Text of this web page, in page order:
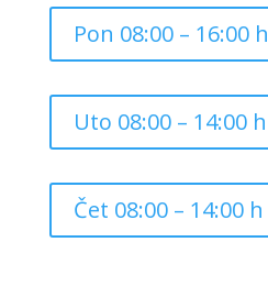
Pon 08:00 – 16:00 h
Uto 08:00 – 14:00 h
Čet 08:00 – 14:00 h